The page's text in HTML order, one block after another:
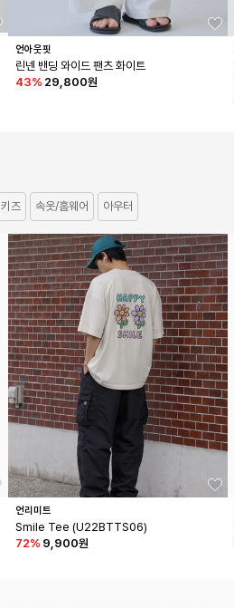
언아웃핏
린넨 밴딩 와이드 팬츠 화이트
43% 29,800원
키즈 속옷/홈웨어 아우터
언리미트
Smile Tee (U22BTTS06)
72% 9,900원